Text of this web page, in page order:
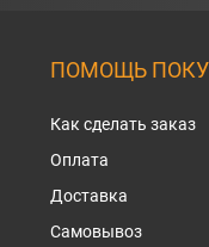
ПОМОЩЬ
Как сделать заказ
Оплата
Доставка
Самовывоз